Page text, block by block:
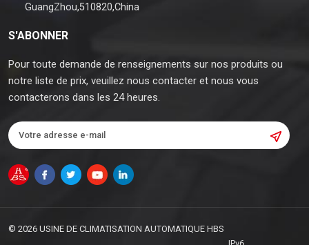
GuangZhou,510820,China
S'ABONNER
Pour toute demande de renseignements sur nos produits ou
notre liste de prix, veuillez nous contacter et nous vous
contacterons dans les 24 heures.
© 2026 USINE DE CLIMATISATION AUTOMATIQUE HBS